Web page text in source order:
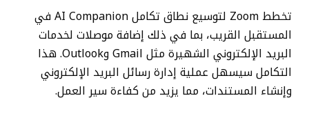
تخطط Zoom لتوسيع نطاق تكامل AI Companion في
المستقبل القريب، بما في ذلك إضافة موصلات لخدمات
البريد الإلكتروني الشهيرة مثل Gmail وOutlook. هذا
التكامل سيسهل عملية إدارة رسائل البريد الإلكتروني
وإنشاء المستندات، مما يزيد من كفاءة سير العمل.